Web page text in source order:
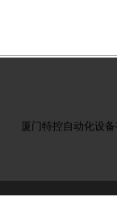
厦门特控自动化设